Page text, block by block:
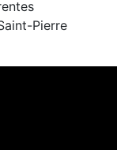
Pierre